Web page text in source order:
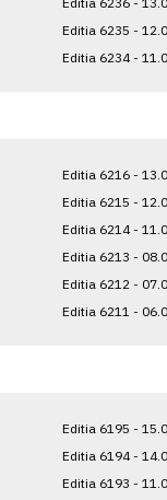
Editia 6235 -
Editia 6234 -
Editia 6216 -
Editia 6215 -
Editia 6214 -
Editia 6213 -
Editia 6212 -
Editia 6211 -
Editia 6195 -
Editia 6194 -
Editia 6193 -